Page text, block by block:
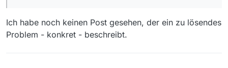
Ich habe noch keinen Post gesehen, der ein zu lösendes
Problem - konkret - beschreibt.